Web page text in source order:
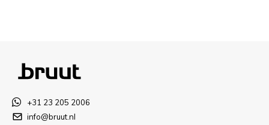
+31 23 205 2006
info@bruut.nl